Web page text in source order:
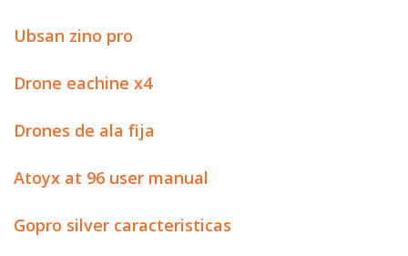
Ubsan zino pro
Drone eachine x4
Drones de ala fija
Atoyx at 96 user manual
Gopro silver caracteristicas